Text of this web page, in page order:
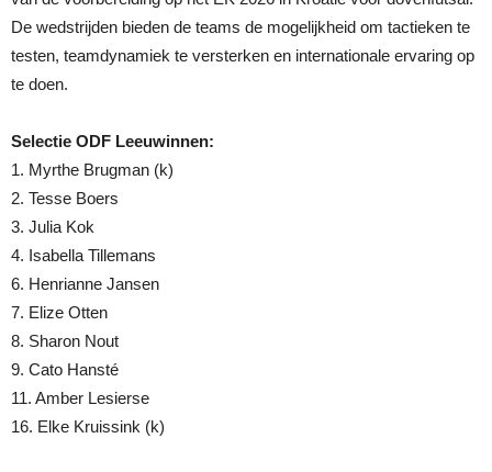
De wedstrijden bieden de teams de mogelijkheid om tactieken te
testen, teamdynamiek te versterken en internationale ervaring op
te doen.
Selectie ODF Leeuwinnen:
1. Myrthe Brugman (k)
2. Tesse Boers
3. Julia Kok
4. Isabella Tillemans
6. Henrianne Jansen
7. Elize Otten
8. Sharon Nout
9. Cato Hansté
11. Amber Lesierse
16. Elke Kruissink (k)